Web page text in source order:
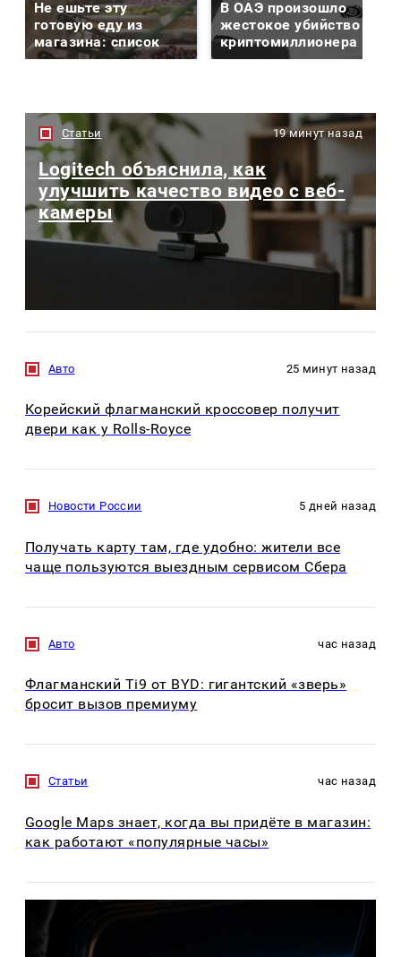
Не ешьте эту
готовую еду из
магазина: список
В ОАЭ произошло
жестокое убийство
криптомиллионера
Статьи 19 минут назад
Logitech объяснила, как
улучшить качество видео с веб-
камеры
Авто 25 минут назад
Корейский флагманский кроссовер получит
двери как у Rolls-Royce
Новости России 5 дней назад
Получать карту там, где удобно: жители все
чаще пользуются выездным сервисом Сбера
Авто час назад
Флагманский Ti9 от BYD: гигантский «зверь»
бросит вызов премиуму
Статьи час назад
Google Maps знает, когда вы придёте в магазин:
как работают «популярные часы»